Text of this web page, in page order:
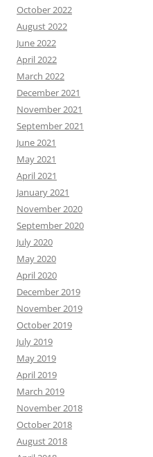
October 2022
August 2022
June 2022
April 2022
March 2022
December 2021
November 2021
September 2021
June 2021
May 2021
April 2021
January 2021
November 2020
September 2020
July 2020
May 2020
April 2020
December 2019
November 2019
October 2019
July 2019
May 2019
April 2019
March 2019
November 2018
October 2018
August 2018